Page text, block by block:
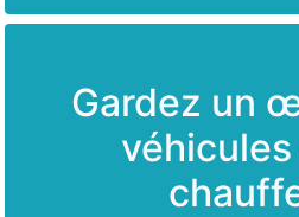
Gardez un